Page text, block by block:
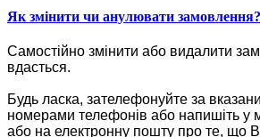
Як змінити чи анулювати замовлення?
Самостійно змінити або видалити
вдасться.
Будь ласка, зателефонуйте за
номерами телефонів або напишіть у
або на електронну пошту про те, що